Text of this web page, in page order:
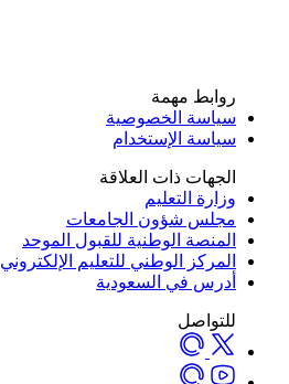
روابط مهمة
سياسة الخصوصية
سياسة الإستخدام
الجهات ذات العلاقة
وزارة التعليم
مجلس شؤون الجامعات
المنصة الوطنية للقبول الموحد
المركز الوطني للتعليم الإلكتروني
أدرس في السعودية
للتواصل